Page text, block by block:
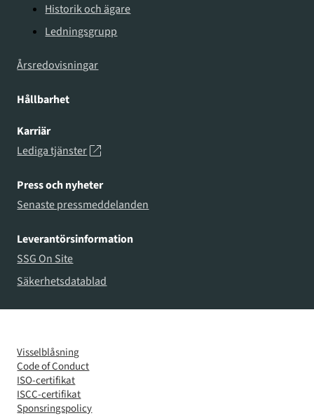
Historik och ägare
Ledningsgrupp
Årsredovisningar
Hållbarhet
Karriär
Lediga tjänster
Press och nyheter
Senaste pressmeddelanden
Leverantörsinformation
SSG On Site
Säkerhetsdatablad
Visselblåsning
Code of Conduct
ISO-certifikat
ISCC-certifikat
Sponsringspolicy